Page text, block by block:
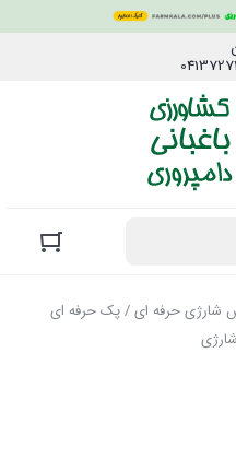
حرفه ای
/ پک حرفه‌ ای